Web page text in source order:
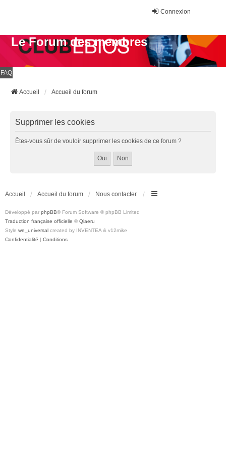
Connexion
Le Forum des membres
FAQ
Accueil Accueil du forum
Supprimer les cookies
Êtes-vous sûr de vouloir supprimer les cookies de ce forum ?
Accueil Accueil du forum Nous contacter
Développé par phpBB® Forum Software © phpBB Limited
Traduction française officielle © Qiaeru
Style we_universal created by INVENTEA & v12mike
Confidentialité | Conditions